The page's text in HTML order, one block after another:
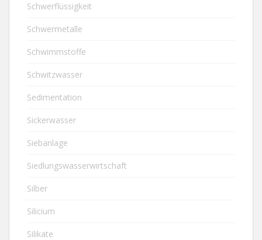
Schwerflüssigkeit
Schwermetalle
Schwimmstoffe
Schwitzwasser
Sedimentation
Sickerwasser
Siebanlage
Siedlungswasserwirtschaft
Silber
Silicium
Silikate